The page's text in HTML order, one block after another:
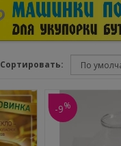
Сортировать:
-9%